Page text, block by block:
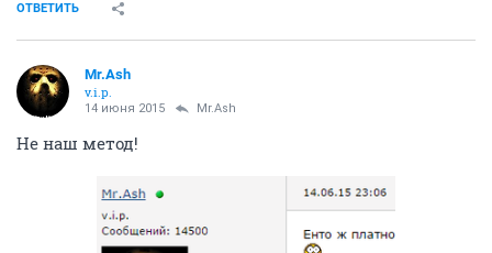
ОТВЕТИТЬ
Mr.Ash
v.i.p.
14 июня 2015 Mr.Ash
Не наш метод!